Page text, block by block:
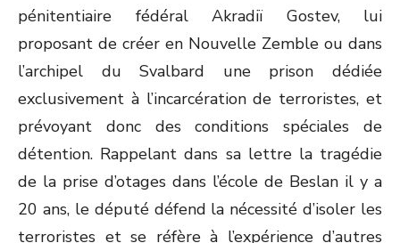
pénitentiaire fédéral Akradiï Gostev, lui
proposant de créer en Nouvelle Zemble ou dans
l’archipel du Svalbard une prison dédiée
exclusivement à l’incarcération de terroristes, et
prévoyant donc des conditions spéciales de
détention. Rappelant dans sa lettre la tragédie
de la prise d’otages dans l’école de Beslan il y a
20 ans, le député défend la nécessité d’isoler les
terroristes et se réfère à l’expérience d’autres